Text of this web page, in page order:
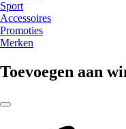
Sport
Accessoires
Promoties
Merken
Toevoegen aan